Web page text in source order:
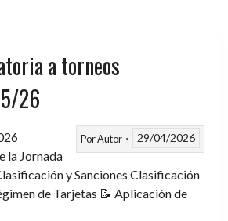
a torneos
26
PorAutor 29/04/2026
la Jornada
y Sanciones Clasificación
de Tarjetas 📝 Aplicación de